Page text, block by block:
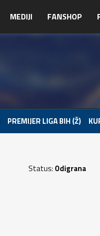
MEDIJI FANSHOP
PREMIJER LIGA BIH (Ž)
Status: Odigrana